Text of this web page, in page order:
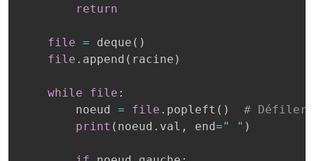
return
file = deque ( )
file . append ( racine )
while file :
        noeud
= file . popleft ( )
# Défiler
print ( noeud . val , end=" " )